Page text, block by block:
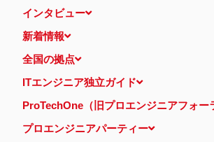
インタビュー
新着情報
全国の拠点
ITエンジニア独立ガイド
ProTechOne（旧プロエンジニアフォー
プロエンジニアパーティー